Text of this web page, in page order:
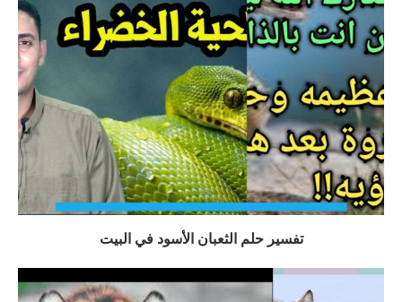
تفسير حلم الثعبان الأسود في البيت